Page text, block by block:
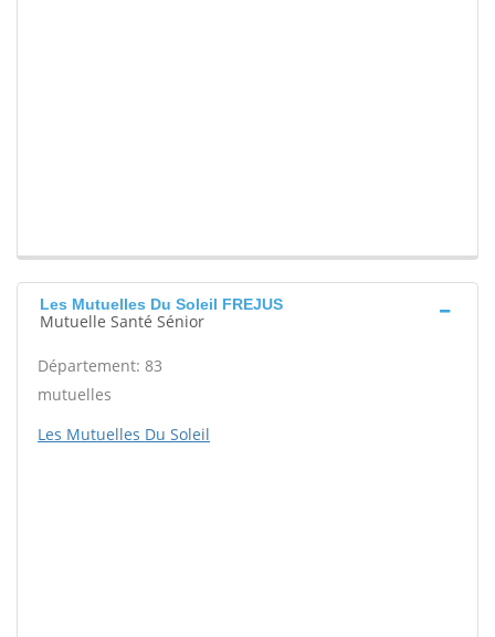
Les Mutuelles Du Soleil FREJUS
Mutuelle Santé Sénior
Département: 83
mutuelles
Les Mutuelles Du Soleil